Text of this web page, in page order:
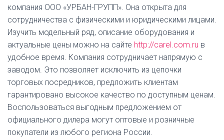
компания ООО «УРБАН-ГРУПП». Она открыта для
сотрудничества с физическими и юридическими лицами.
Изучить модельный ряд, описание оборудования и
актуальные цены можно на сайте http://carel.com.ru в
удобное время. Компания сотрудничает напрямую с
заводом. Это позволяет исключить из цепочки
торговых посредников, предложить клиентам
гарантировано высокое качество по доступным ценам.
Воспользоваться выгодным предложением от
официального дилера могут оптовые и розничные
покупатели из любого региона России.